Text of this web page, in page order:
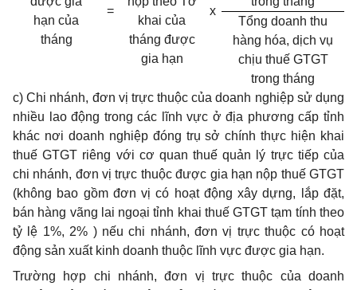
hạn của
tháng
=
khai của
tháng được
gia hạn
x
Tổng doanh thu
hàng hóa, dịch vụ
chịu thuế GTGT
trong tháng
c) Chi nhánh, đơn vị trực thuộc của doanh nghiệp sử dụng
nhiều lao động trong các lĩnh vực ở địa phương cấp tỉnh
khác nơi doanh nghiệp đóng trụ sở chính thực hiện khai
thuế GTGT riêng với cơ quan thuế quản lý trực tiếp của
chi nhánh, đơn vị trực thuộc được gia hạn nộp thuế GTGT
(không bao gồm đơn vị có hoạt động xây dựng, lắp đặt,
bán hàng vãng lai ngoại tỉnh khai thuế GTGT tạm tính theo
tỷ lệ 1%, 2% ) nếu chi nhánh, đơn vị trực thuộc có hoạt
động sản xuất kinh doanh thuộc lĩnh vực được gia hạn.
Trường hợp chi nhánh, đơn vị trực thuộc của doanh